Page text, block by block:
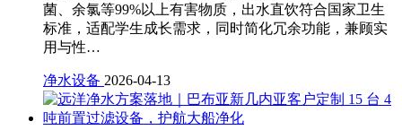
菌、余氯等99%以上有害物质，出水直饮符合国家卫生
标准，适配学生成长需求，同时简化冗余功能，兼顾实
用与性…
净水设备 2026-04-13